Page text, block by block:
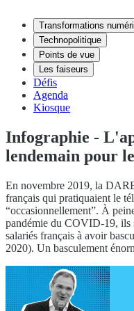
Transformations
Technopolitique
Points de vue
Les faiseurs
Défis
Agenda
Kiosque
Infographie -
lendemain pour
En novembre 2019, la
français qui pratiquaient le
“occasionnellement”. À
pandémie du COVID-19, ils
salariés français à avoir
2020). Un basculement